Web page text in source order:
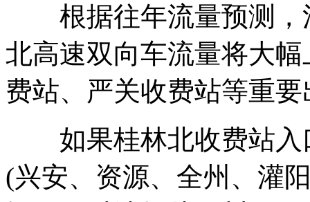
根据往年流量预测，
北高速双向车流量将大
费站、严关收费站等重
如果桂林北收费站入
(兴安、资源、全州、灌